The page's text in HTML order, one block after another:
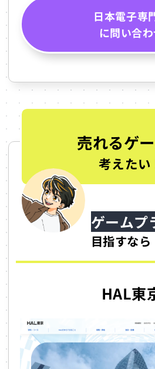
日本電子専
に問い合
売れるゲ
考えたい
ゲームプ
目指すなら
HAL東